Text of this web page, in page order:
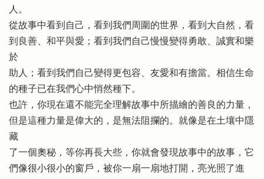
人。
從故事中看到自己，看到我們周圍的世界，看到大自然，看
到良善、和平與愛；看到我們自己慢慢變得勇敢、誠實和樂
於
助人；看到我們自己變得更包容、友愛和有擔當。相信生命
的種子已在我們心中悄然種下。
也許，你現在還不能完全理解故事中所描繪的善良的力量，
但是這種力量是偉大的，是無法阻攔的。就像是在土壤中隱
藏
了一個奧秘，等你再長大些，你就會發現故事中的故事，它
們像很小很小的窗戶，被你一扇一扇地打開，亮光照了進